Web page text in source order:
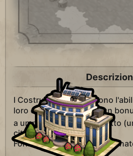
I Costruttori acquisiscono
loro cariche per fornire un
a un progetto in un distretto
città per turno).
Fornisce +1 Titolo